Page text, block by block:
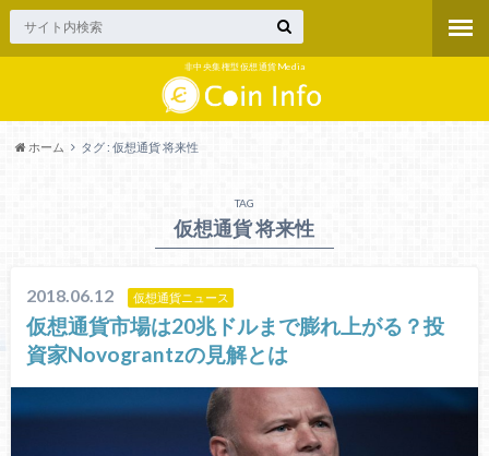
非中央集権型仮想通貨Media
ホーム タグ : 仮想通貨 将来性
TAG
仮想通貨 将来性
2018.06.12 仮想通貨ニュース
仮想通貨市場は20兆ドルまで膨れ上がる？投
資家Novograntzの見解とは